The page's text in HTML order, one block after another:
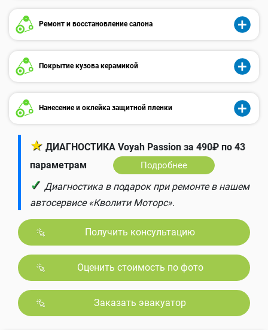
Ремонт и восстановление салона
Покрытие кузова керамикой
Нанесение и оклейка защитной пленки
★ ДИАГНОСТИКА Voyah Passion за 490₽ по 43
параметрам
Подробнее
✓ Диагностика в подарок при ремонте в нашем
автосервисе «Кволити Моторс».
Получить консультацию
Оценить стоимость по фото
Заказать эвакуатор